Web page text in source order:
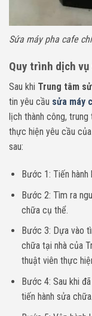
Sứa máy pha cafe
Quy trình dịch vụ
Sau khi Trung tâm
tin yêu cầu sửa máy
lịch thành công,
thực hiện yêu cầu
sau:
Bước 1: Tiến
Bước 2: Tìm ra
chữa cụ thể.
Bước 3: Dựa vào
chữa tại nhà của
thuật viên thực
Bước 4: Sau khi
tiến hành sửa chữa.